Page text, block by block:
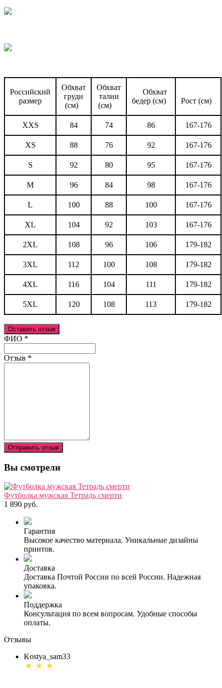
Российский
размер
Обхват
груди
(см)
Обхват
талии
(см)
Обхват
бедер (см)
Рост (см)
XXS 84 74 86 167-176
XS 88 76 92 167-176
S 92 80 95 167-176
M 96 84 98 167-176
L 100 88 100 167-176
XL 104 92 103 167-176
2XL 108 96 106 179-182
3XL 112 100 108 179-182
4XL 116 104 111 179-182
5XL 120 108 113 179-182
Оставить отзыв
Ваш отзыв был отправлен!
ФИО *
Отзыв *
Отправить отзыв
Вы смотрели
Футболка мужская Тетрадь смерти
1 890 руб.
Гарантия
Высокое качество материала. Уникальные дизайны
принтов.
Доставка
Доставка Почтой России по всей России. Надежная
упаковка.
Поддержка
Консультация по всем вопросам. Удобные способы
оплаты.
Отзывы
Kostya_sam33